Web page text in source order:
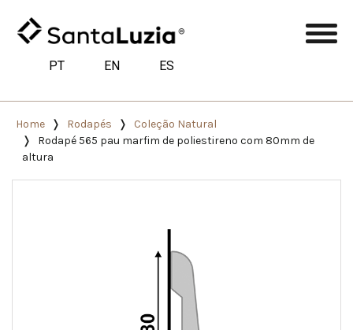
PT EN ES
Home Rodapés
Coleção Natural
Rodapé 565 pau marfim de poliestireno com 80mm de
altura